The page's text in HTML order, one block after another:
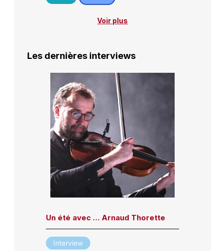
Voir plus
Les dernières interviews
Un été avec … Arnaud Thorette
Interview